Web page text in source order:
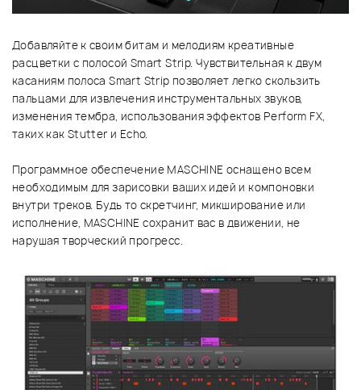
Добавляйте к своим битам и мелодиям креативные
расцветки с полосой Smart Strip. Чувствительная к двум
касаниям полоса Smart Strip позволяет легко скользить
пальцами для извлечения инструментальных звуков,
изменения тембра, использования эффектов Perform FX,
таких как Stutter и Echo.
Программное обеспечение MASCHINE оснащено всем
необходимым для зарисовки ваших идей и компоновки
внутри треков. Будь то скретчинг, микширование или
исполнение, MASCHINE сохранит вас в движении, не
нарушая творческий прогресс.